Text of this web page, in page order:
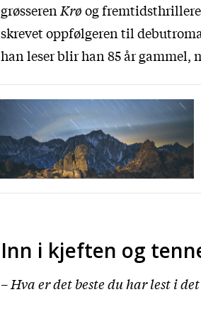
grøsseren Krøog
skrevet oppfølgeren til
han leser blir han 85 år gammel,
Inn i kjeften og
–Hva er det beste du har lest i det